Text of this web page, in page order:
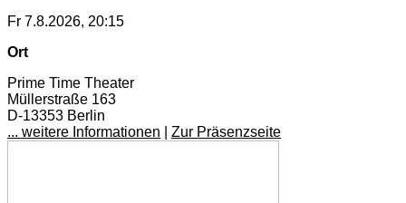
Fr 7.8.2026, 20:15
Ort
Prime Time Theater
​Müllerstraße 163
D-13353 Berlin
... weitere Informationen
Zur Präsenzseite